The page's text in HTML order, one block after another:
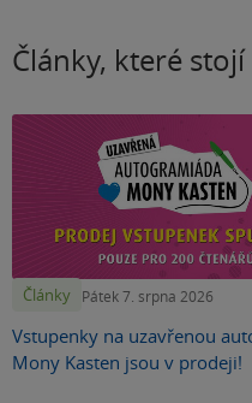
Články, které
Články Pátek 7. srpna 2026
Vstupenky na uzavřenou
Mony Kasten jsou v prodeji!